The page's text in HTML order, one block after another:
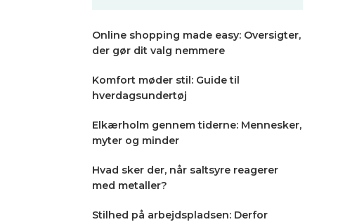
Online shopping made easy: Oversigter,
der gør dit valg nemmere
Komfort møder stil: Guide til
hverdagsundertøj
Elkærholm gennem tiderne: Mennesker,
myter og minder
Hvad sker der, når saltsyre reagerer
med metaller?
Stilhed på arbejdspladsen: Derfor